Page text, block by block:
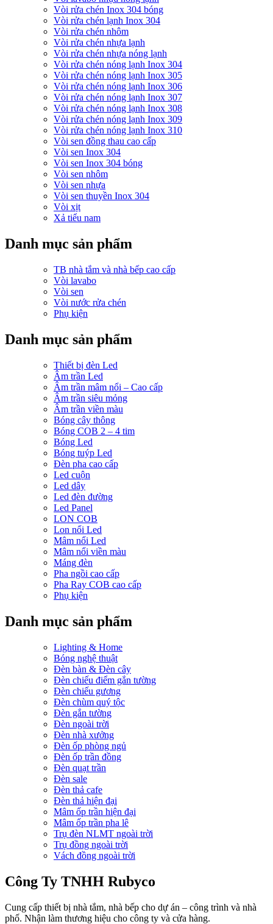
Vòi rửa chén Inox 304 bóng
Vòi rửa chén lạnh Inox 304
Vòi rửa chén nhôm
Vòi rửa chén nhựa lạnh
Vòi rửa chén nhựa nóng lạnh
Vòi rửa chén nóng lạnh Inox 304
Vòi rửa chén nóng lạnh Inox 305
Vòi rửa chén nóng lạnh Inox 306
Vòi rửa chén nóng lạnh Inox 307
Vòi rửa chén nóng lạnh Inox 308
Vòi rửa chén nóng lạnh Inox 309
Vòi rửa chén nóng lạnh Inox 310
Vòi sen đồng thau cao cấp
Vòi sen Inox 304
Vòi sen Inox 304 bóng
Vòi sen nhôm
Vòi sen nhựa
Vòi sen thuyền Inox 304
Vòi xịt
Xả tiểu nam
Danh mục sản phẩm
TB nhà tắm và nhà bếp cao cấp
Vòi lavabo
Vòi sen
Vòi nước rửa chén
Phụ kiện
Danh mục sản phẩm
Thiết bị đèn Led
Âm trần Led
Âm trần mâm nổi – Cao cấp
Âm trần siêu mỏng
Âm trần viền màu
Bóng cây thông
Bóng COB 2 – 4 tim
Bóng Led
Bóng tuýp Led
Đèn pha cao cấp
Led cuộn
Led dây
Led đèn đường
Led Panel
LON COB
Lon nổi Led
Mâm nổi Led
Mâm nổi viền màu
Máng đèn
Pha ngồi cao cấp
Pha Ray COB cao cấp
Phụ kiện
Danh mục sản phẩm
Lighting & Home
Bóng nghệ thuật
Đèn bàn & Đèn cây
Đèn chiếu điểm gắn tường
Đèn chiếu gương
Đèn chùm quý tộc
Đèn gắn tường
Đèn ngoài trời
Đèn nhà xưởng
Đèn ốp phòng ngủ
Đèn ốp trần đồng
Đèn quạt trần
Đèn sale
Đèn thả cafe
Đèn thả hiện đại
Mâm ốp trần hiện đại
Mâm ốp trần pha lê
Trụ đèn NLMT ngoài trời
Trụ đồng ngoài trời
Vách đồng ngoài trời
Công Ty TNHH Rubyco
Cung cấp thiết bị nhà tắm, nhà bếp cho dự án – công trình và nhà
phố. Nhận làm thương hiệu cho công ty và cửa hàng.